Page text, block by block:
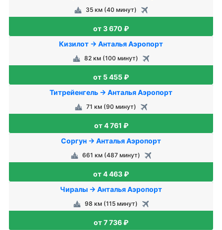
35 км (40 минут)
от 3 670 ₽
Кизилот → Анталья Аэропорт
82 км (100 минут)
от 5 455 ₽
Титрейенгель → Анталья Аэропорт
71 км (90 минут)
от 4 761 ₽
Соргун → Анталья Аэропорт
661 км (487 минут)
от 4 463 ₽
Чиралы → Анталья Аэропорт
98 км (115 минут)
от 7 736 ₽